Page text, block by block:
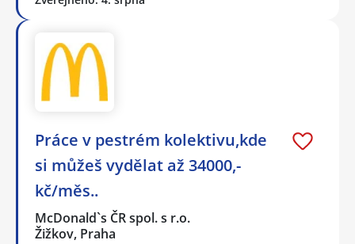
Práce v pestrém kolektivu,kde
si můžeš vydělat až 34000,-
kč/měs..
McDonald`s ČR spol. s r.o.
Žižkov, Praha